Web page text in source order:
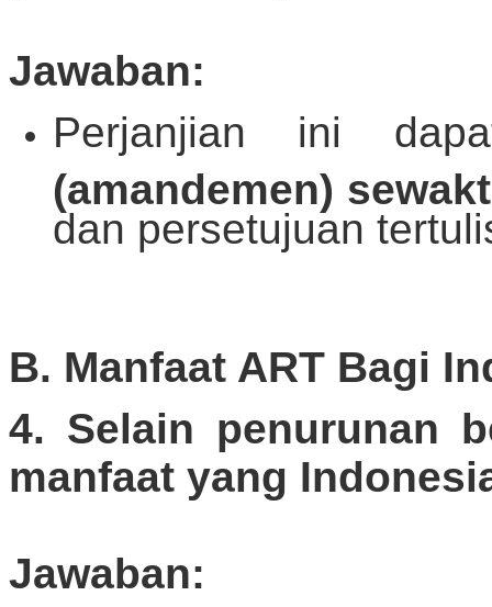
Jawaban:
Perjanjian ini
(amandemen)
dan persetujuan
B. Manfaat ART Bagi
4. Selain penurunan
manfaat yang
Jawaban: